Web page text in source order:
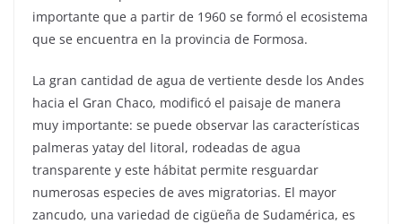
importante que a partir de 1960 se formó el ecosistema
que se encuentra en la provincia de Formosa.
La gran cantidad de agua de vertiente desde los Andes
hacia el Gran Chaco, modificó el paisaje de manera
muy importante: se puede observar las características
palmeras yatay del litoral, rodeadas de agua
transparente y este hábitat permite resguardar
numerosas especies de aves migratorias. El mayor
zancudo, una variedad de cigüeña de Sudamérica, es